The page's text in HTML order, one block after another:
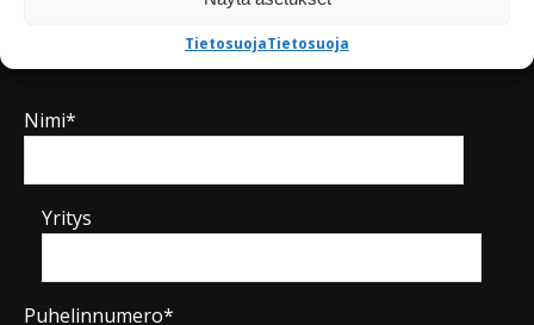
TietosuojaTietosuoja
Kysy tuotteesta / ota yhteyttä
Nimi*
Yritys
Puhelinnumero*